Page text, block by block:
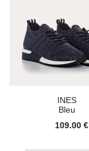
INES
Bleu
109.00 €